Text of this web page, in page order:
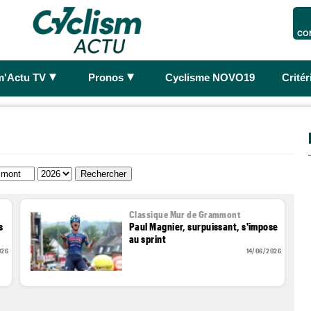
TV ► Pronos ► Cyclisme NOVO19
Classique Mur de Grammont
Paul Magnier, surpuissant, s'impose
au sprint
14/06/2026